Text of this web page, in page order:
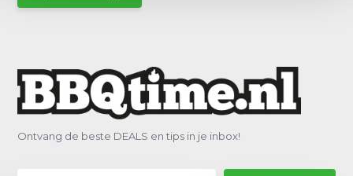
Ontvang de beste DEALS en tips in je inbox!